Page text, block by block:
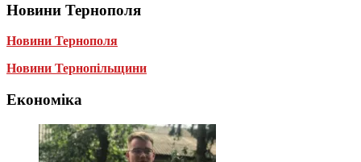
Новини Тернополя
Новини Тернополя
Новини Тернопільщини
Економіка